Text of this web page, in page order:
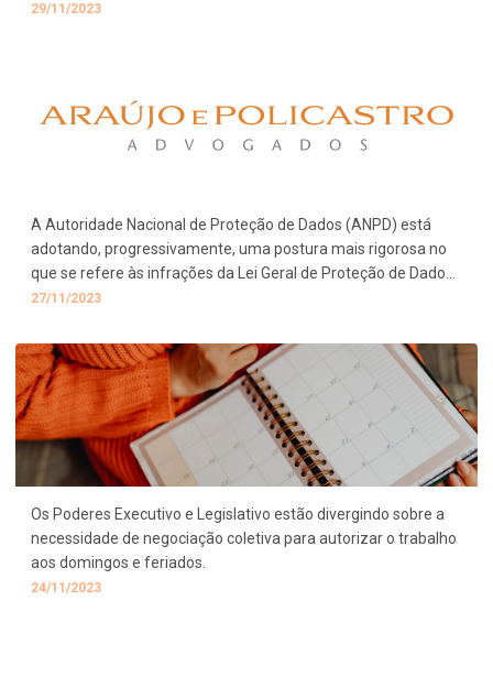
29/11/2023
A Autoridade Nacional de Proteção de Dados (ANPD) está
adotando, progressivamente, uma postura mais rigorosa no
que se refere às infrações da Lei Geral de Proteção de Dados
(LGPD).
27/11/2023
Os Poderes Executivo e Legislativo estão divergindo sobre a
necessidade de negociação coletiva para autorizar o trabalho
aos domingos e feriados.
24/11/2023